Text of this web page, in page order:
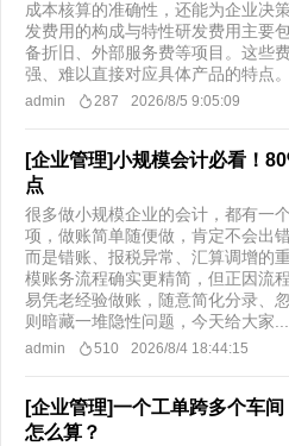
成本核算的准确性，还能为企业决
发费用的构成与特性研发费用主要
备折旧、外部服务费等项目。这些
强、难以直接对应具体产品的特点。
admin 287 2026/8/5 9:05:09
[企业管理]小规模会计必看！
点
很多做小规模企业的会计，都有一
项，做账简单随便做，肯定不会出
而是错账、报税异常、汇算调增的
模账务流程确实更精简，但正因流
易凭老经验做账，随意简化分录、
则暗藏一堆隐性问题，今天给大家...
admin 510 2026/8/4 18:44:15
[企业管理]一个工单跨多个车
怎么算？